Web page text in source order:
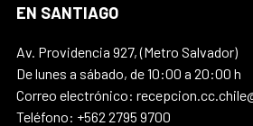
EN SANTIAGO
Av. Providencia 927, (Metro Salvador)
De lunes a sábado, de 10:00 a 20:00 h
Correo electrónico:
Teléfono: +562 2795 9700